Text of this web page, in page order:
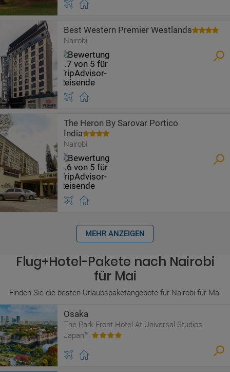
Best Western Premier Westlands
Nairobi
The Heron By Sarovar Portico
India
Nairobi
MEHR ANZEIGEN
Flug+Hotel-Pakete nach Nairobi
für Mai
Finden Sie die besten Urlaubspaketangebote für Nairobi für Mai
Osaka
The Park Front Hotel At Universal Studios
Japan™